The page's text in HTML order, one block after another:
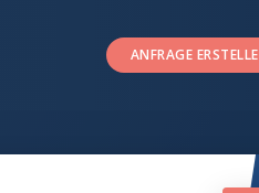
ANFRAGE